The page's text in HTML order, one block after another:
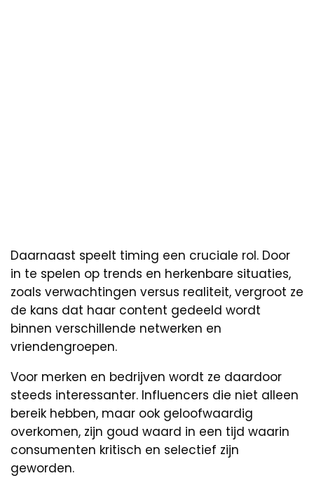
Daarnaast speelt timing een cruciale rol. Door
in te spelen op trends en herkenbare situaties,
zoals verwachtingen versus realiteit, vergroot ze
de kans dat haar content gedeeld wordt
binnen verschillende netwerken en
vriendengroepen.
Voor merken en bedrijven wordt ze daardoor
steeds interessanter. Influencers die niet alleen
bereik hebben, maar ook geloofwaardig
overkomen, zijn goud waard in een tijd waarin
consumenten kritisch en selectief zijn
geworden.